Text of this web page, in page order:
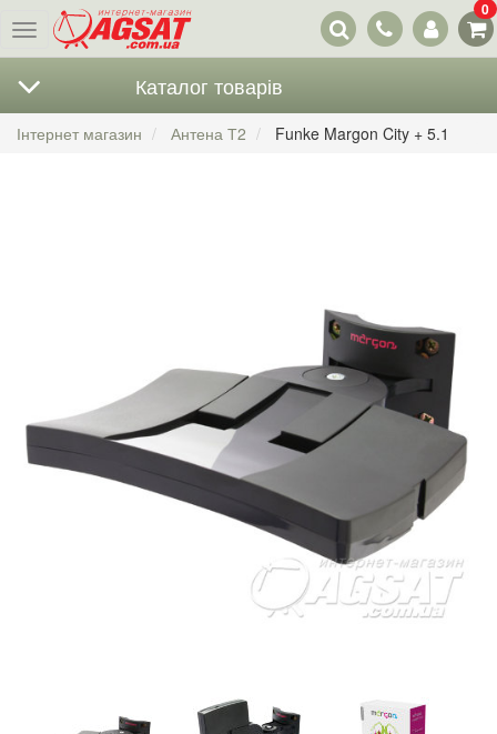
Меню
Наші
контакти
0
Каталог товарів
Інтернет магазин Антена Т2 Funke Margon City + 5.1